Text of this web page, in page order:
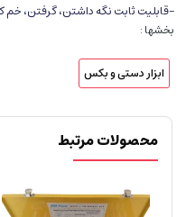
-قابلیت ثابت نگه داشتن، گرفتن،
بخشها :
ابزار دستی و بکس
محصولات مرتبط